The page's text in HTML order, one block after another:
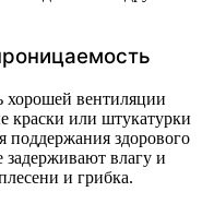
хорошей вентиляции
краски или штукатурки
поддержания здорового
влагу и
и грибка.